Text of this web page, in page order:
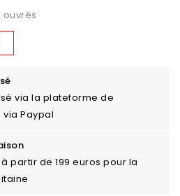
ouvrés
via la plateforme de
via Paypal
partir de 199 euros pour la